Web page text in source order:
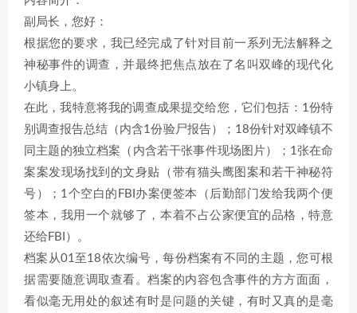
副局长，您好：
根据您的要求，我已经完成了针对目前一系列无法解释之
神秘事件的调查，并最终把焦点放在了名叫双峰的现代化
小镇身上。
在此，我特意将我的调查成果提交给您，它们包括：1份特
别调查报告总结（内含1份验尸报告）；18份针对双峰镇不
同主题的独立档案（内含若干张事件现场图片）；1张在命
案案发现场找到的文身贴（带有猫头鹰图案和若干神秘符
号）；1个空白的FBI办案便签本（后勤部门发给我两个便
签本，我用一个就够了，本着不占公家便宜的品格，特意
还给FBI）。
档案从01至18依次编号，每份档案有不同的主题，您可根
据需要随意调取查看。档案的内容包含事件的方方面面，
看似毫无用处的叙述有时是问题的关键，有时又真的是毫